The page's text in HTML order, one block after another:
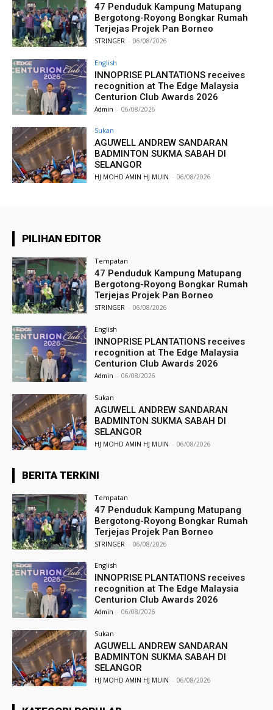
47 Penduduk Kampung Matupang
Bergotong-Royong Bongkar Rumah
Terjejas Projek Pan Borneo
STRINGER - 06/08/2026
English
INNOPRISE PLANTATIONS receives
recognition at The Edge Malaysia
Centurion Club Awards 2026
Admin - 06/08/2026
Sukan
AGUWELL ANDREW SANDARAN
BADMINTON SUKMA SABAH DI
SELANGOR
HJ MOHD AMIN HJ MUIN - 06/08/2026
PILIHAN EDITOR
Tempatan
47 Penduduk Kampung Matupang
Bergotong-Royong Bongkar Rumah
Terjejas Projek Pan Borneo
STRINGER - 06/08/2026
English
INNOPRISE PLANTATIONS receives
recognition at The Edge Malaysia
Centurion Club Awards 2026
Admin - 06/08/2026
Sukan
AGUWELL ANDREW SANDARAN
BADMINTON SUKMA SABAH DI
SELANGOR
HJ MOHD AMIN HJ MUIN - 06/08/2026
BERITA TERKINI
Tempatan
47 Penduduk Kampung Matupang
Bergotong-Royong Bongkar Rumah
Terjejas Projek Pan Borneo
STRINGER - 06/08/2026
English
INNOPRISE PLANTATIONS receives
recognition at The Edge Malaysia
Centurion Club Awards 2026
Admin - 06/08/2026
Sukan
AGUWELL ANDREW SANDARAN
BADMINTON SUKMA SABAH DI
SELANGOR
HJ MOHD AMIN HJ MUIN - 06/08/2026